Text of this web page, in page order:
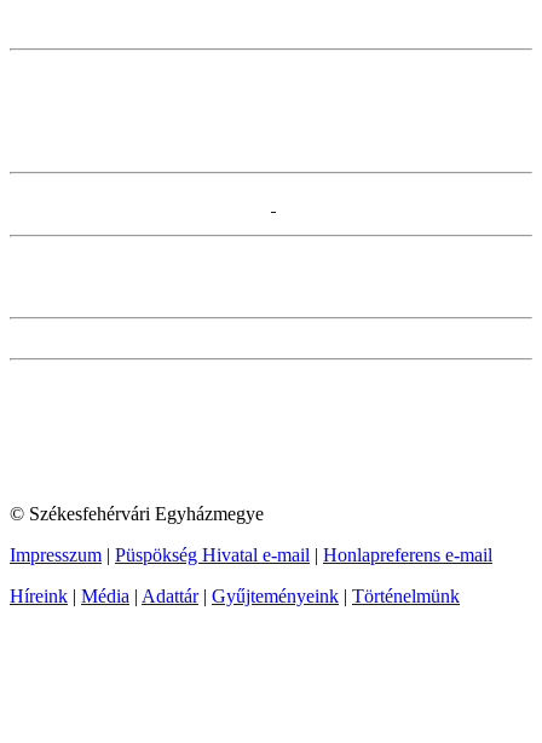
© Székesfehérvári Egyházmegye
Impresszum | Püspökség Hivatal e-mail | Honlapreferens e-mail
Híreink | Média | Adattár| Gyűjteményeink | Történelmünk